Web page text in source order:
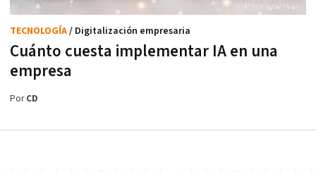
Cuánto cuesta implementar IA en una
empresa
TECNOLOGÍA/ Digitalización empresaria
PorCD